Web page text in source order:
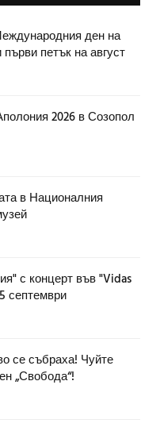
ден на
петък на август
2026 в Созопол
в Националния
с концерт във "Vidas
септември
се събраха! Чуйте
„Свобода“!